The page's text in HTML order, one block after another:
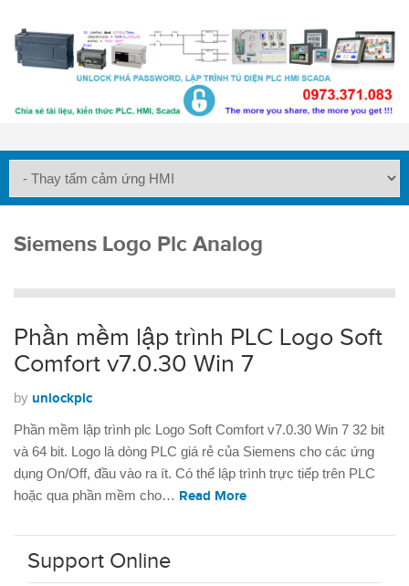
Siemens Logo Plc Analog
Phần mềm lập trình PLC Logo Soft
Comfort v7.0.30 Win 7
by unlockplc
Phần mềm lập trình plc Logo Soft Comfort v7.0.30 Win 7 32 bit
và 64 bit. Logo là dòng PLC giá rẻ của Siemens cho các ứng
dụng On/Off, đầu vào ra ít. Có thể lập trình trực tiếp trên PLC
hoặc qua phần mềm cho… Read More
Support Online